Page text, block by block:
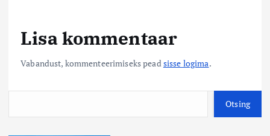
Lisa kommentaar
Vabandust, kommenteerimiseks peadsisse logima.
Otsing